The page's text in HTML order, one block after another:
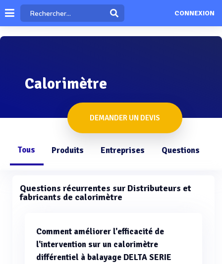
CONNEXION
Calorimètre
DEMANDER UN DEVIS
Tous Produits Entreprises Questions
Questions récurrentes sur Distributeurs et
fabricants de calorimètre
Comment améliorer l'efficacité de
l'intervention sur un calorimètre
différentiel à balayage DELTA SERIE